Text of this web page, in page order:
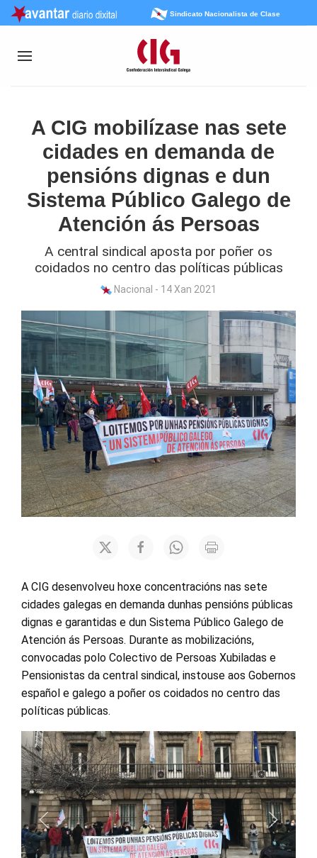
Sindicato Nacionalista de Clase
A CIG mobilízase nas sete
cidades en demanda de
pensións dignas e dun
Sistema Público Galego de
Atención ás Persoas
A central sindical aposta por poñer os
coidados no centro das políticas públicas
Nacional - 14 Xan 2021
A CIG desenvolveu hoxe concentracións nas sete
cidades galegas en demanda dunhas pensións públicas
dignas e garantidas e dun Sistema Público Galego de
Atención ás Persoas. Durante as mobilizacións,
convocadas polo Colectivo de Persoas Xubiladas e
Pensionistas da central sindical, instouse aos Gobernos
español e galego a poñer os coidados no centro das
políticas públicas.